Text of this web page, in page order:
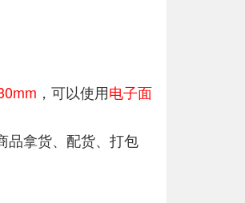
，可以使用电子面
拿货、配货、打包